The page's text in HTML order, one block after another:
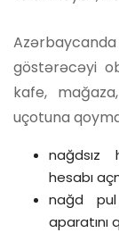
göstərəcəyi
kafe,
uçotuna
nağdsız
hesabı
nağd pul
aparatını